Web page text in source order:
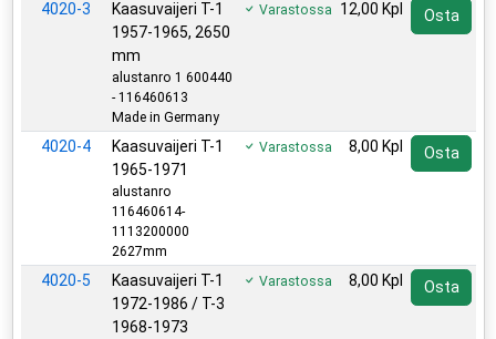
4020-3
Kaasuvaijeri T-1
1957-1965, 2650
mm
alustanro 1 600440
- 116460613
Made in Germany
Varastossa 12,00 Kpl Osta
4020-4
Kaasuvaijeri T-1
1965-1971
alustanro
116460614-
1113200000
2627mm
Varastossa 8,00 Kpl Osta
4020-5
Kaasuvaijeri T-1
1972-1986 / T-3
1968-1973
Varastossa 8,00 Kpl Osta